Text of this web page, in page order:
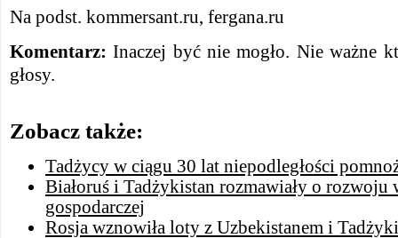
Na podst. kommersant.ru, fergana.ru
Komentarz:Inaczej być nie mogło. Nie ważne
głosy.
Zobacz także:
Tadżycy w ciągu 30 lat niepodległości
Białoruś i Tadżykistan rozmawiały o rozwoju
gospodarczej
Rosja wznowiła loty z Uzbekistanem i